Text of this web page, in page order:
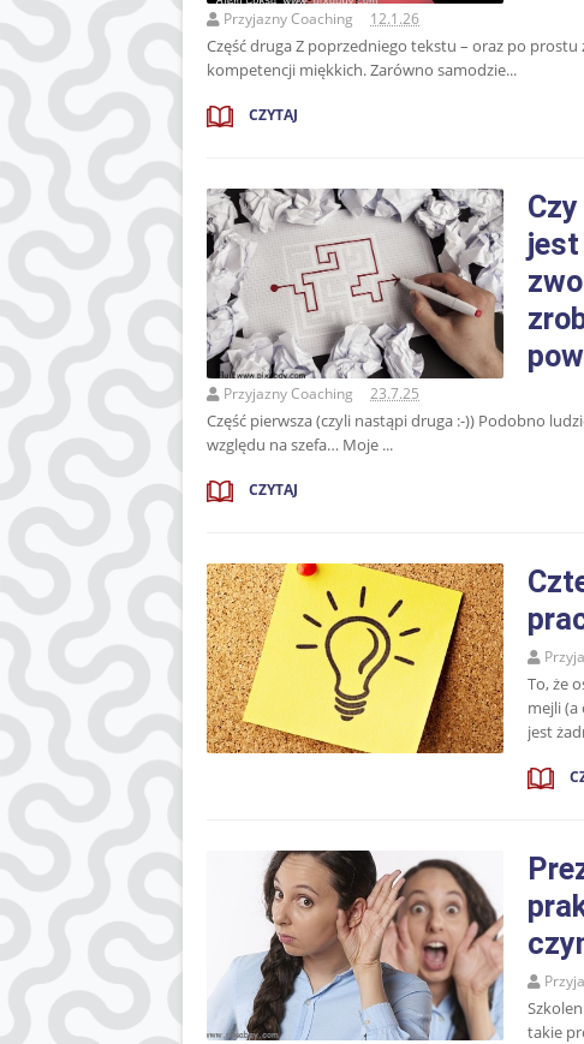
Przyjazny Coaching 12.1.26
Część druga Z poprzedniego tekstu – oraz po prostu
kompetencji miękkich. Zarówno samodzie...
CZYTAJ
jest
Przyjazny Coaching 23.7.25
Część pierwsza (czyli nastąpi druga :-)) Podobno
względu na szefa… Moje ...
CZYTAJ
To, że
mejli
jest
takie